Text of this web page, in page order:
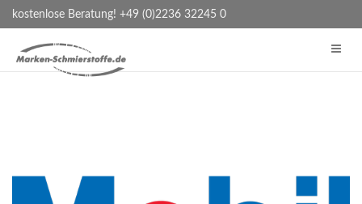
kostenlose Beratung! +49 (0)2236 32245 0